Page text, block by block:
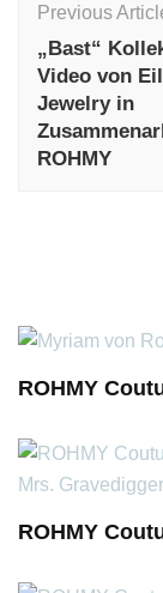
Navigation
Previous
„Bast“
Video von
Jewelry in
ROHMY
ROHMY
ROHMY